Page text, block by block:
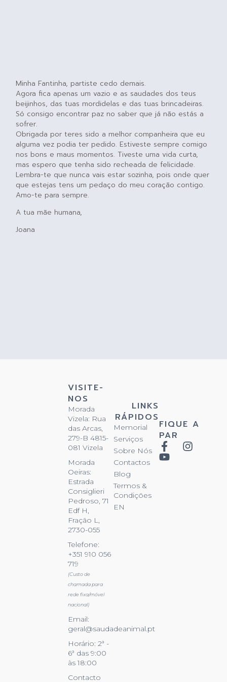
Minha Fantinha, partiste cedo demais.
Agora fica apenas um vazio e as saudades dos teus
beijinhos, das tuas mordidelas e das tuas brincadeiras.
Só consigo encontrar paz no saber que já não estás a
sofrer.
Obrigada por teres sido a melhor companheira que eu
alguma vez podia ter pedido. Estiveste sempre comigo
nos bons e maus momentos. Tiveste uma vida curta,
mas espero que tenha sido recheada de felicidade.
Lembra-te que nunca vais estar sozinha, pois onde quer
que estejas tens um pedaço do meu coração contigo.
Amo-te para sempre.
A tua mãe humana,
Joana
VISITE-
NOS
Morada
Vizela: Rua
das Arcas,
279-B 4815-
081 Vizela
Morada
Oeiras:
Estrada
Consiglieri
Pedroso, 71
Edf H,
Fração L,
2730-055
Telefone:
+351 910 056
719
(Custo de
chamada para
rede fixa/móvel
nacional)
Email:
geral@saudadeanimal.pt
Horário: 2ª -
6ª das 9:00
às 18:00
Contacto
LINKS
RÁPIDOS
Memorial
Serviços
Sobre Nós
Contactos
Blog
Termos &
Condições
EN
FIQUE A
PAR